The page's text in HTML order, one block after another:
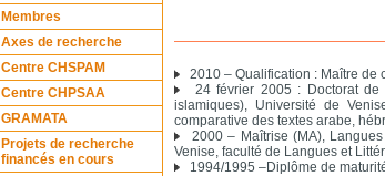
Membres
Axes de recherche
Centre CHSPAM
Centre CHPSAA
GRAMATA
Projets de recherche
financés en cours
2010 – Qualification : Maître de
24 février 2005 : Doctorat de
islamiques), Université de
comparative des textes arabe,
2000 – Maîtrise (MA),
Venise, faculté de Langues et
1994/1995 –Diplôme de